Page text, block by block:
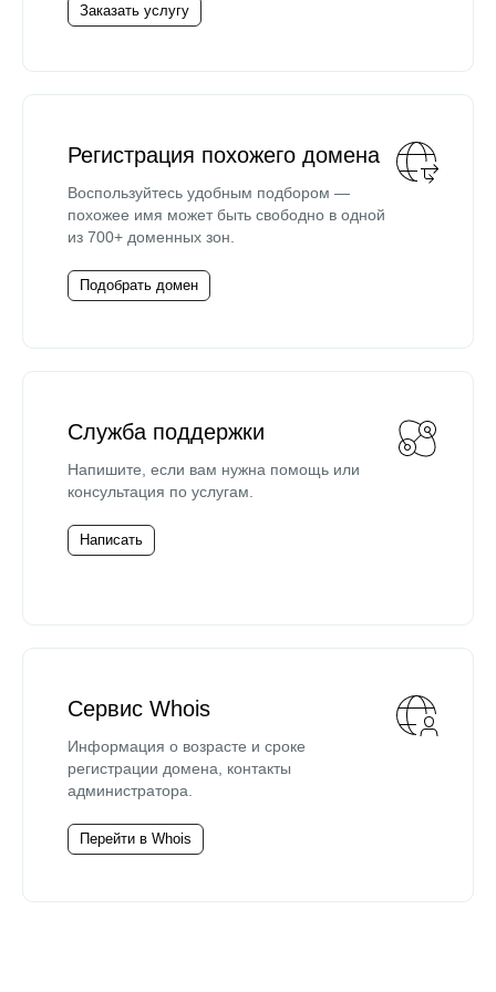
Заказать услугу
Регистрация похожего домена
Воспользуйтесь удобным подбором —
похожее имя может быть свободно в одной
из 700+ доменных зон.
Подобрать домен
Служба поддержки
Напишите, если вам нужна помощь или
консультация по услугам.
Написать
Сервис Whois
Информация о возрасте и сроке
регистрации домена, контакты
администратора.
Перейти в Whois